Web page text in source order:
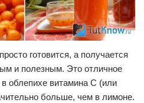
готовится, а получается
и полезным. Это отличное
в облепихе витамина С (или
больше, чем в лимоне.